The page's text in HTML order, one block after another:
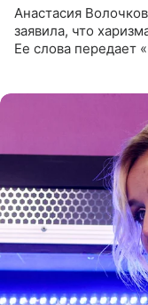
Анастасия
заявила, что
Ее слова передает